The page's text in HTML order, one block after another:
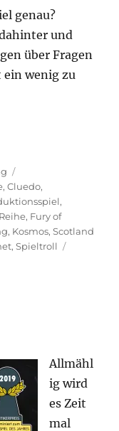
genau?
und
über Fragen
ein wenig zu
,Cluedo,
,
, Fury of
, Kosmos,Scotland
,Spieltroll
Allmähl
ig wird
es Zeit
mal